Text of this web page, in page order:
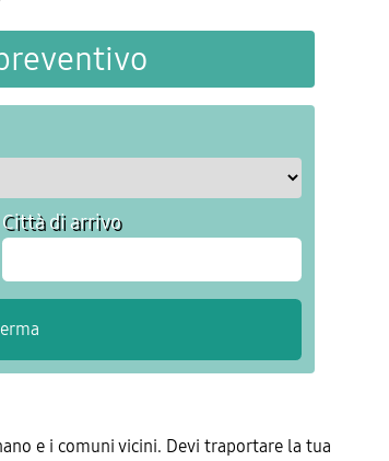
Città di arrivo
e i comuni vicini. Devi traportare la tua